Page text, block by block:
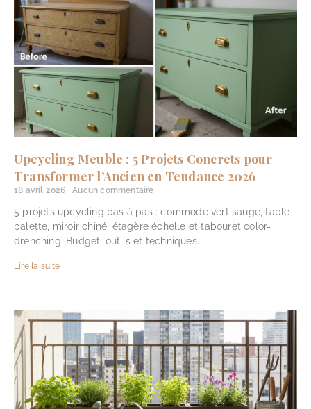
Upcycling Meuble : 5 Projets Concrets pour
Transformer l’Ancien en Tendance 2026
18 avril 2026 Aucun commentaire
5 projets upcycling pas à pas : commode vert sauge, table
palette, miroir chiné, étagère échelle et tabouret color-
drenching. Budget, outils et techniques.
Lire la suite